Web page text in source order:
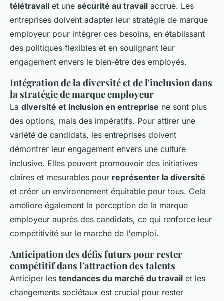
télétravail et une sécurité au travail accrue. Les
entreprises doivent adapter leur stratégie de marque
employeur pour intégrer ces besoins, en établissant
des politiques flexibles et en soulignant leur
engagement envers le bien-être des employés.
Intégration de la diversité et de l'inclusion dans
la stratégie de marque employeur
La diversité et inclusion en entreprise ne sont plus
des options, mais des impératifs. Pour attirer une
variété de candidats, les entreprises doivent
démontrer leur engagement envers une culture
inclusive. Elles peuvent promouvoir des initiatives
claires et mesurables pour représenter la diversité
et créer un environnement équitable pour tous. Cela
améliore également la perception de la marque
employeur auprès des candidats, ce qui renforce leur
compétitivité sur le marché de l'emploi.
Anticipation des défis futurs pour rester
compétitif dans l'attraction des talents
Anticiper les tendances du marché du travail et les
changements sociétaux est crucial pour rester